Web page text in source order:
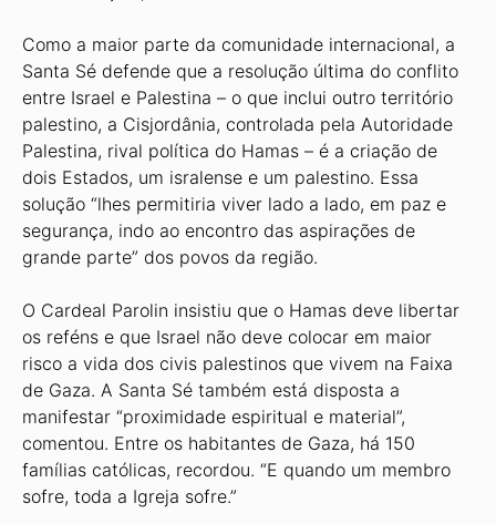
Como a maior parte da comunidade internacional, a
Santa Sé defende que a resolução última do conflito
entre Israel e Palestina – o que inclui outro território
palestino, a Cisjordânia, controlada pela Autoridade
Palestina, rival política do Hamas – é a criação de
dois Estados, um isralense e um palestino. Essa
solução “lhes permitiria viver lado a lado, em paz e
segurança, indo ao encontro das aspirações de
grande parte” dos povos da região.
O Cardeal Parolin insistiu que o Hamas deve libertar
os reféns e que Israel não deve colocar em maior
risco a vida dos civis palestinos que vivem na Faixa
de Gaza. A Santa Sé também está disposta a
manifestar “proximidade espiritual e material”,
comentou. Entre os habitantes de Gaza, há 150
famílias católicas, recordou. “E quando um membro
sofre, toda a Igreja sofre.”